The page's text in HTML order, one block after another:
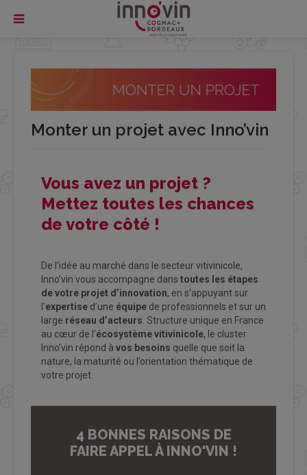
Monter un projet avec Inno’vin
Vous avez un projet ?
Mettez toutes les chances
de votre côté !
De l’idée au marché dans le secteur vitivinicole,
Inno’vin vous accompagne dans toutes les étapes
de votre projet d’innovation, en s’appuyant sur
l'expertise d’une équipe de professionnels et sur un
large réseau d’acteurs. Structure unique en France
au cœur de l’écosystème vitivinicole, le cluster
Inno’vin répond à vos besoins quelle que soit la
nature, la maturité ou l’orientation thématique de
votre projet.
4 BONNES RAISONS DE
FAIRE APPEL À INNO'VIN !